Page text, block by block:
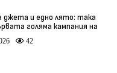
джета и едно лято: така
голяма кампания на
42